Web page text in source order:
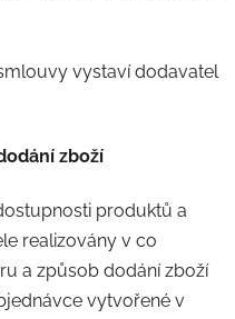
vystaví dodavatel
zboží
produktů a
realizovány v co
a způsob dodání zboží
vytvořené v